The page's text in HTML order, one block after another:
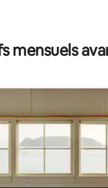
mensuels